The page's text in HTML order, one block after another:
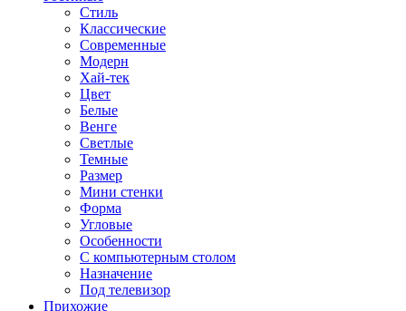
Стиль
Классические
Современные
Модерн
Хай-тек
Цвет
Белые
Венге
Светлые
Темные
Размер
Мини стенки
Форма
Угловые
Особенности
С компьютерным столом
Назначение
Под телевизор
Прихожие